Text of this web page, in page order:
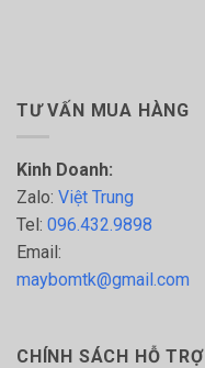
TƯ VẤN MUA HÀNG
Kinh Doanh:
Zalo: Việt Trung
Tel: 096.432.9898
Email:
maybomtk@gmail.com
CHÍNH SÁCH HỖ TRỢ